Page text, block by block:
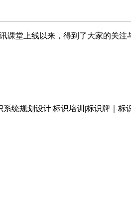
课堂上线以来，得到了大家的关